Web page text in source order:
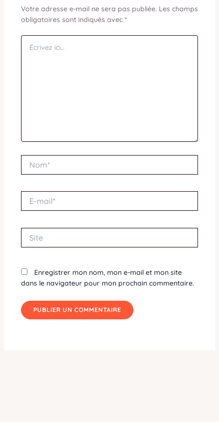
Votre adresse e-mail ne sera pas publiée. Les champs
obligatoires sont indiqués avec *
Écrivez
ici…
mail*
Enregistrer mon nom, mon e-mail et mon site
dans le navigateur pour mon prochain commentaire.